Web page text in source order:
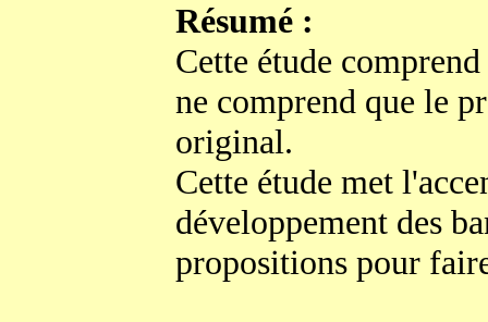
Résumé :
Cette étude
ne comprend que le
original.
Cette étude met
développement des
propositions pour